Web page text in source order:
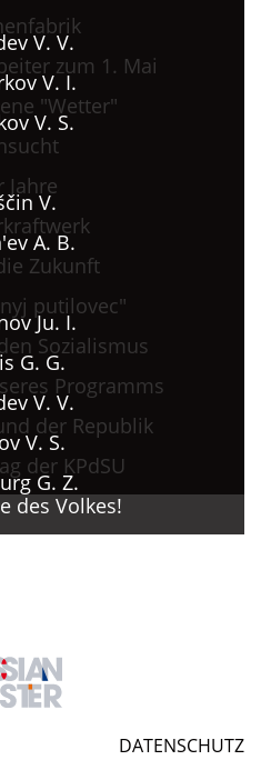
V. V.
zum 1. Mai
V. I.
"Wetter"
V. S.
Jahre
V.
A. B.
Zukunft
putilovec"
Ju. I.
Sozialismus
G. G.
Programms
V. V.
der Republik
V. S.
der KPdSU
G. Z.
des Volkes!
DATENSCHUTZ